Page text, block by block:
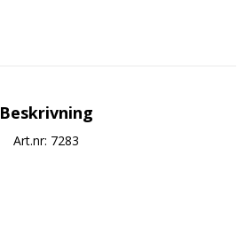
Beskrivning
Art.nr: 7283